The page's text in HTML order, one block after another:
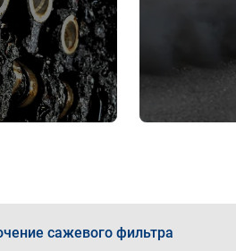
сажевого фильтра